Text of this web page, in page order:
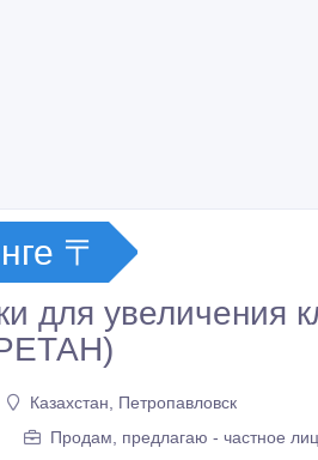
〒
для увеличения
Казахстан, Петропавловск
Продам, предлагаю - частное